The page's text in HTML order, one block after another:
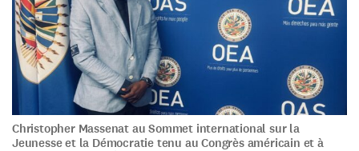
Christopher Massenat au Sommet international sur la
Jeunesse et la Démocratie tenu au Congrès américain et à